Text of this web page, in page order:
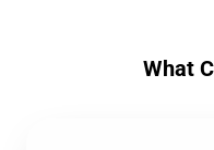
What